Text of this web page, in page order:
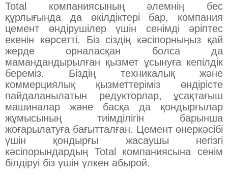
Total компаниясының әлемнің бес
құрлығында да өкілдіктері бар, компания
цемент өндірушілер үшін сенімді әріптес
екенін көрсетті. Біз сіздің кәсіпорныңыз қай
жерде орналасқан болса да
мамандандырылған қызмет ұсынуға кепілдік
береміз. Біздің техникалық және
коммерциялық қызметтеріміз өндірісте
пайдаланылатын редукторлар, ұсақтағыш
машиналар және басқа да қондырғылар
жұмысының тиімділігін барынша
жоғарылатуға бағытталған. Цемент өнеркәсібі
үшін қондырғы жасаушы негізгі
кәсіпорындардың Total компаниясына сенім
білдіруі біз үшін үлкен абырой.